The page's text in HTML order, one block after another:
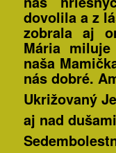
dovolila a z
zobrala aj
Mária
naša
nás dobré.
Ukrižovaný
aj nad